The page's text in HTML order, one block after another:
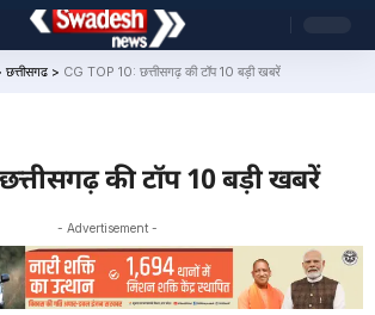
छत्तीसगढ > CG TOP 10: छत्तीसगढ़ की टॉप 10 बड़ी खबरें
की टॉप 10 बड़ी खबरें
- Advertisement -